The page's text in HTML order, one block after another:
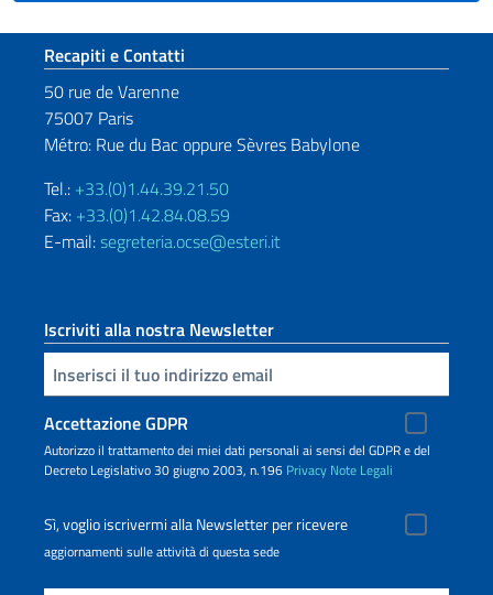
Sezione footer
Recapiti e Contatti
50 rue de Varenne
75007 Paris
Métro: Rue du Bac oppure Sèvres Babylone
Tel.: +33.(0)1.44.39.21.50
Fax: +33.(0)1.42.84.08.59
E-mail:segreteria.ocse@esteri.it
Iscriviti alla nostra Newsletter
Inserisci la tua email
Accettazione GDPR
Autorizzo il trattamento dei miei dati personali ai sensi del GDPR e del
Decreto Legislativo 30 giugno 2003, n.196 Privacy Note Legali
Sì, voglio iscrivermi alla Newsletter per ricevere
aggiornamenti sulle attività di questa sede